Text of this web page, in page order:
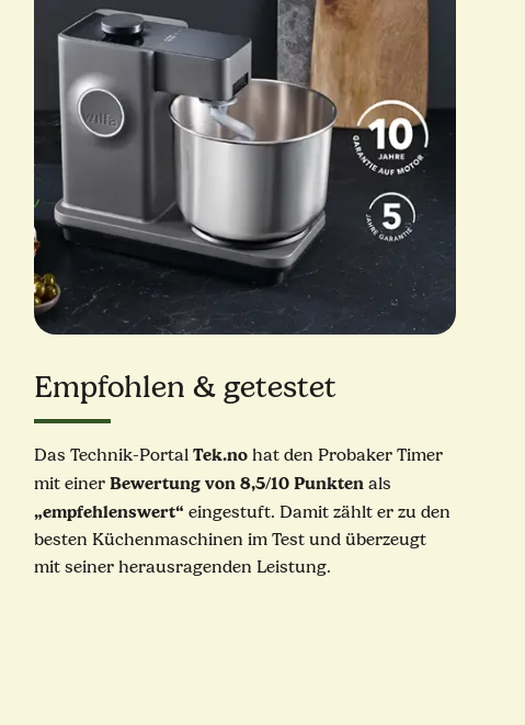
Empfohlen & getestet
Das Technik-PortalTek.no hat den Probaker Timer
mit einerBewertung von 8,5/10 Punkten als
„empfehlenswert“ eingestuft. Damit zählt er zu den
besten Küchenmaschinen im Test und überzeugt
mit seiner herausragenden Leistung.